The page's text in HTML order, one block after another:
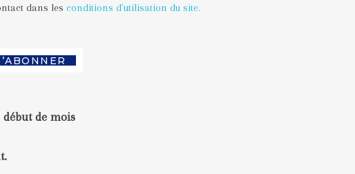
dans les conditions d'utilisation du site.
de mois